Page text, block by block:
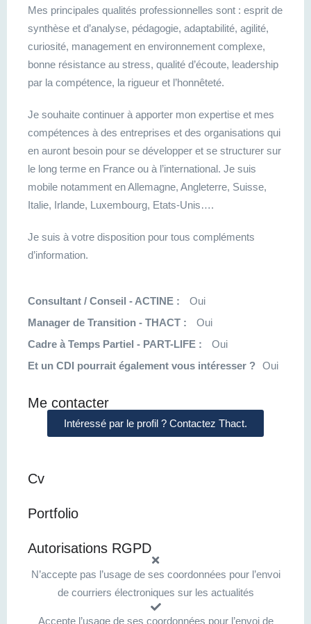
Mes principales qualités professionnelles sont : esprit de
synthèse et d’analyse, pédagogie, adaptabilité, agilité,
curiosité, management en environnement complexe,
bonne résistance au stress, qualité d’écoute, leadership
par la compétence, la rigueur et l’honnêteté.
Je souhaite continuer à apporter mon expertise et mes
compétences à des entreprises et des organisations qui
en auront besoin pour se développer et se structurer sur
le long terme en France ou à l’international. Je suis
mobile notamment en Allemagne, Angleterre, Suisse,
Italie, Irlande, Luxembourg, Etats-Unis….
Je suis à votre disposition pour tous compléments
d’information.
Consultant / Conseil - ACTINE :
Oui
Manager de Transition - THACT :
Oui
Cadre à Temps Partiel - PART-LIFE :
Oui
Et un CDI pourrait également vous intéresser ? Oui
Me contacter
Intéressé par le profil ? Contactez Thact.
Cv
Portfolio
Autorisations RGPD
N’accepte pas l’usage de ses coordonnées pour l’envoi
de courriers électroniques sur les actualités
Accepte l’usage de ses coordonnées pour l’envoi de